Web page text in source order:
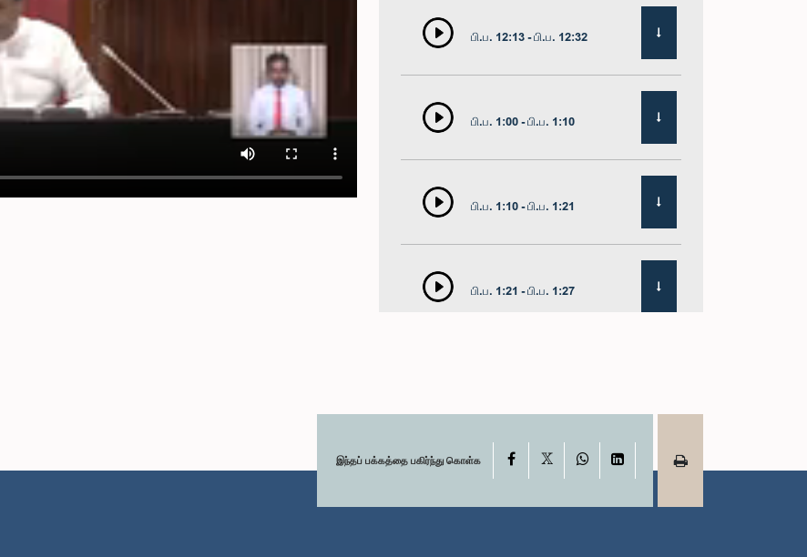
பி.ப. 12:13 - பி.ப. 12:32
பி.ப. 1:00 - பி.ப. 1:10
பி.ப. 1:10 - பி.ப. 1:21
பி.ப. 1:21 - பி.ப. 1:27
பி.ப. 1:42 - பி.ப. 1:58
இந்தப் பக்கத்தை பகிர்ந்து கொள்க Facebook WhatsAppLinkedIn